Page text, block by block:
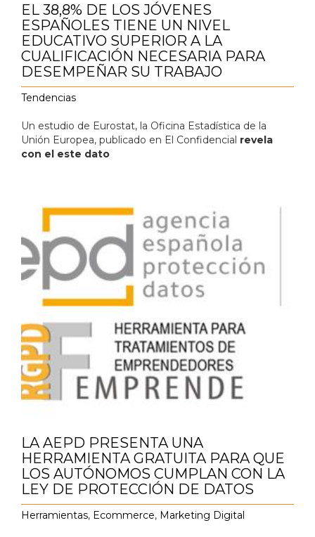
EL 38,8% DE LOS JÓVENES
ESPAÑOLES TIENE UN NIVEL
EDUCATIVO SUPERIOR A LA
CUALIFICACIÓN NECESARIA PARA
DESEMPEÑAR SU TRABAJO
Tendencias
Un estudio de Eurostat, la Oficina Estadística de la
Unión Europea, publicado en El Confidencial revela
con el este dato
LA AEPD PRESENTA UNA
HERRAMIENTA GRATUITA PARA QUE
LOS AUTÓNOMOS CUMPLAN CON LA
LEY DE PROTECCIÓN DE DATOS
Herramientas, Ecommerce, Marketing Digital